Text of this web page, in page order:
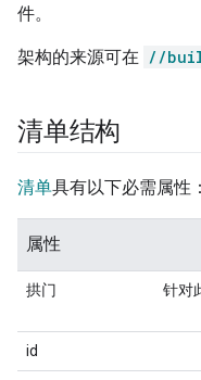
件。
架构的来源可在 //
清单结构
清单具有以下必需属性：
属性
拱门
针对
id